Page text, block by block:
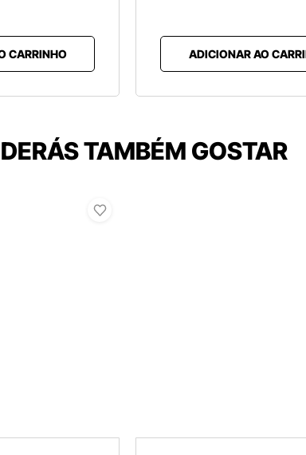
CARRINHO ADICIONAR AO
TAMBÉM GOSTAR